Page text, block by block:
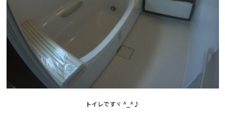
トイレですヾ ^_^♪